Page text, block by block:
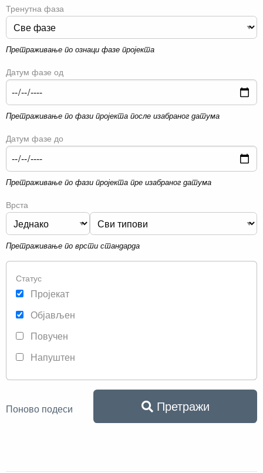
Тренутна фаза
Претраживање по ознаци фазе пројекта
Датум фазе од
Претраживање по фази пројекта после изабраног датума
Датум фазе до
Претраживање по фази пројекта пре изабраног датума
Врста
Претраживање по врсти стандарда
Статус
Пројекат
Објављен
Повучен
Напуштен
Поново подеси Претражи